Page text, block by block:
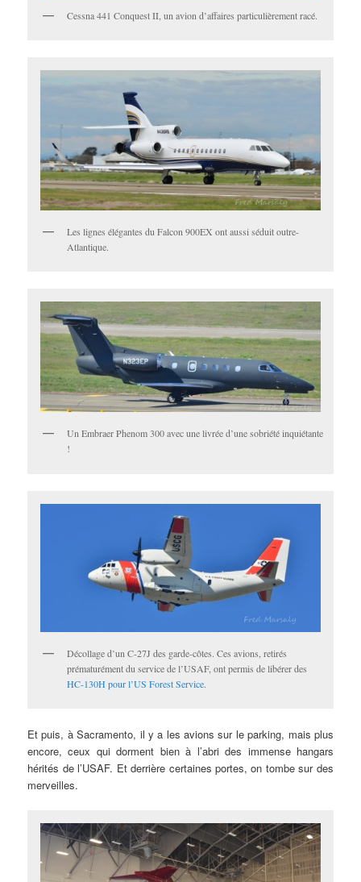
Cessna 441 Conquest II, un avion d’affaires particulièrement racé.
Les lignes élégantes du Falcon 900EX ont aussi séduit outre-
Atlantique.
Un Embraer Phenom 300 avec une livrée d’une sobriété inquiétante
!
Décollage d’un C-27J des garde-côtes. Ces avions, retirés
prématurément du service de l’USAF, ont permis de libérer des
HC-130H pour l’US Forest Service.
Et puis, à Sacramento, il y a les avions sur le parking, mais plus
encore, ceux qui dorment bien à l’abri des immense hangars
hérités de l’USAF. Et derrière certaines portes, on tombe sur des
merveilles.